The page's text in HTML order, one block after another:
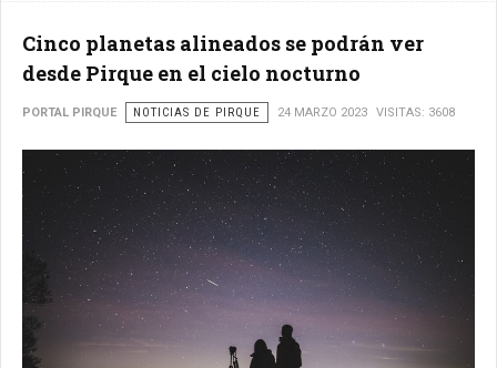
Cinco planetas alineados se podrán ver
desde Pirque en el cielo nocturno
PORTAL PIRQUE NOTICIAS DE PIRQUE 24 MARZO 2023 VISITAS: 3608